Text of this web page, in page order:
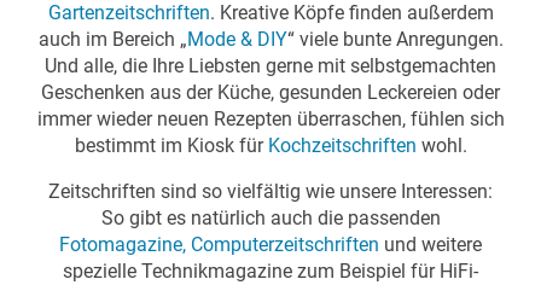
Gartenzeitschriften. Kreative Köpfe finden außerdem
auch im Bereich „Mode & DIY“ viele bunte Anregungen.
Und alle, die Ihre Liebsten gerne mit selbstgemachten
Geschenken aus der Küche, gesunden Leckereien oder
immer wieder neuen Rezepten überraschen, fühlen sich
bestimmt im Kiosk für Kochzeitschriften wohl.
Zeitschriften sind so vielfältig wie unsere Interessen:
So gibt es natürlich auch die passenden
Fotomagazine, Computerzeitschriften und weitere
spezielle Technikmagazine zum Beispiel für HiFi-